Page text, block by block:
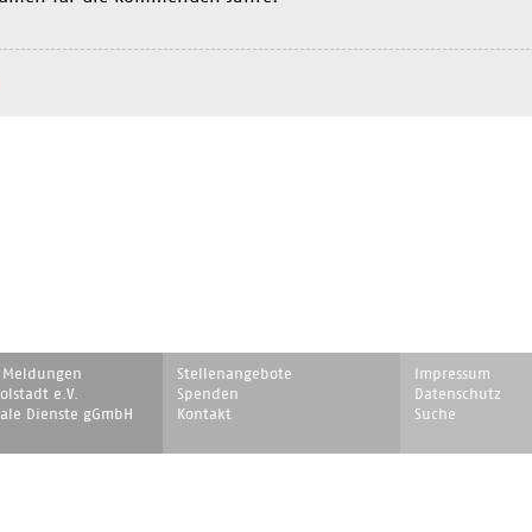
e.V.
Dienste gGmbH
Navigation
überspringen
Stellenangebote
Spenden
Kontakt
Navigation
überspringen
Impressum
Datenschutz
Suche